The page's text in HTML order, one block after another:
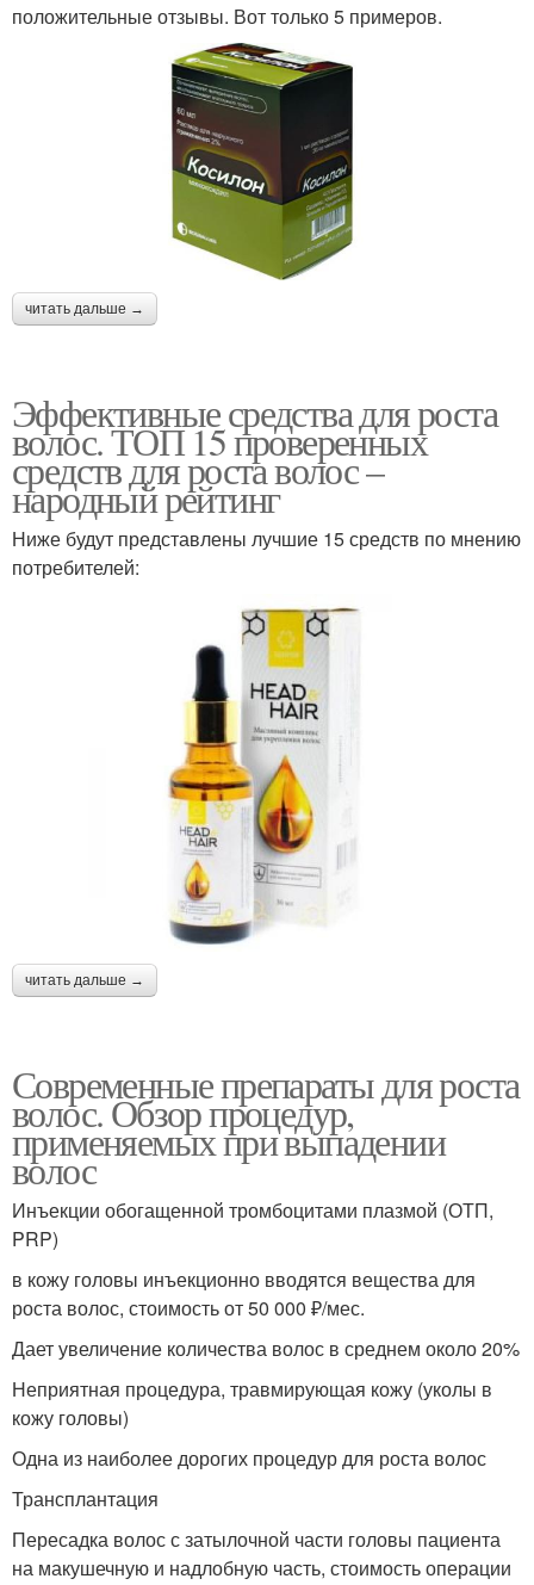
положительные отзывы. Вот только 5 примеров.
читать дальше →
Эффективные средства для роста
волос. ТОП 15 проверенных
средств для роста волос –
народный рейтинг
Ниже будут представлены лучшие 15 средств по мнению
потребителей:
читать дальше →
Современные препараты для роста
волос. Обзор процедур,
применяемых при выпадении
волос
Инъекции обогащенной тромбоцитами плазмой (ОТП,
PRP)
в кожу головы инъекционно вводятся вещества для
роста волос, стоимость от 50 000 ₽/мес.
Дает увеличение количества волос в среднем около 20%
Неприятная процедура, травмирующая кожу (уколы в
кожу головы)
Одна из наиболее дорогих процедур для роста волос
Трансплантация
Пересадка волос с затылочной части головы пациента
на макушечную и надлобную часть, стоимость операции